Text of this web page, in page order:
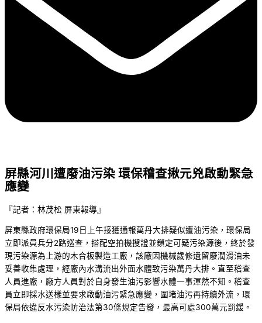
屏縣河川遭廢油污染 環保稽查揪元兇啟動緊急
應變
『記者：林茂松 屏東報導』
屏東縣政府環保局19日上午接獲通報萬丹大排疑似遭油污染，環保局
立即派員兵分2路巡查，搭配空拍機搜證並鎖定可疑污染源後，終於發
現污染源為上游的木合板製造工廠，該廠因機械歲修遺留廢潤滑油未
妥善收集處理，經廠內水溝流出外面水體致污染萬丹大排。直至稽查
人員進廠，廠方人員對於自身發生油污影響水體一事渾然不知。稽查
員立即採水送樣並要求啟動油污緊急應變，圍堵油污再持續外流，環
保局依違反水污染防治法第30條規定告發，最高可處300萬元罰鍰。